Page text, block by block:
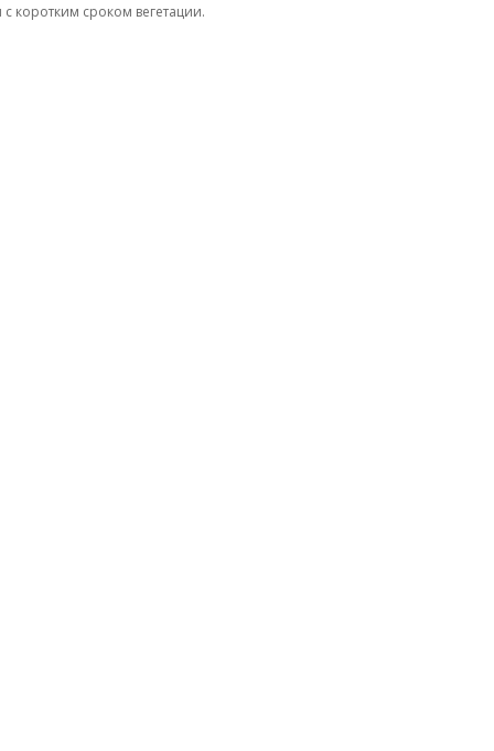
коротким сроком вегетации.